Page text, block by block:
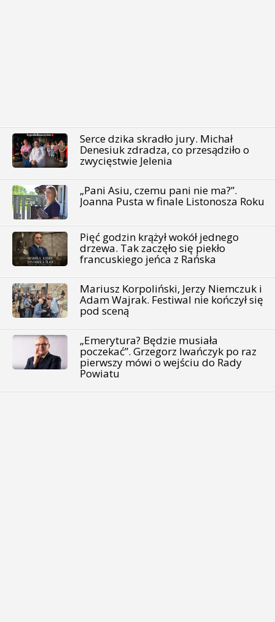
Serce dzika skradło jury. Michał
Denesiuk zdradza, co przesądziło o
zwycięstwie Jelenia
„Pani Asiu, czemu pani nie ma?”.
Joanna Pusta w finale Listonosza Roku
Pięć godzin krążył wokół jednego
drzewa. Tak zaczęło się piekło
francuskiego jeńca z Rańska
Mariusz Korpoliński, Jerzy Niemczuk i
Adam Wajrak. Festiwal nie kończył się
pod sceną
„Emerytura? Będzie musiała
poczekać”. Grzegorz Iwańczyk po raz
pierwszy mówi o wejściu do Rady
Powiatu